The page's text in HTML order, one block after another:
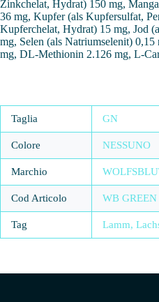
Zinkchelat, Hydrat) 150 mg,
36 mg, Kupfer (als Kupfersulfat,
Kupferchelat, Hydrat) 15 mg, Jod
mg, Selen (als Natriumselenit)
mg, DL-Methionin 2.126 mg, L-
Taglia GN
Colore NESSUNO
Marchio
Cod Articolo WB
Tag Lamm,